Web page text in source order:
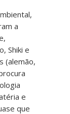
a
Shiki e
(alemão,
e
que